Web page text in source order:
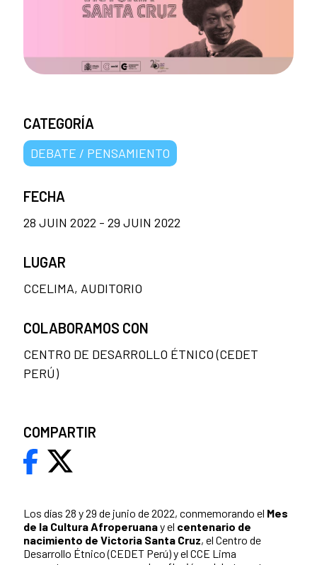
Los días 28 y 29 de junio de 2022, conmemorando el Mes
de la Cultura Afroperuanay el centenario de
nacimiento de Victoria Santa Cruz, el Centro de
Desarrollo Étnico (CEDET Perú) y el CCE Lima
CATEGORÍA
DEBATE / PENSAMIENTO
FECHA
28 JUIN 2022 - 29 JUIN 2022
LUGAR
CCELIMA, AUDITORIO
COLABORAMOS CON
CENTRO DE DESARROLLO ÉTNICO (CEDET
PERÚ)
COMPARTIR